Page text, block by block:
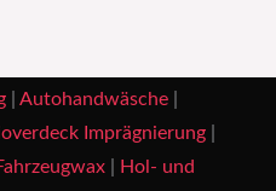
| Autohandwäsche|
Imprägnierung|
|
Hol- und